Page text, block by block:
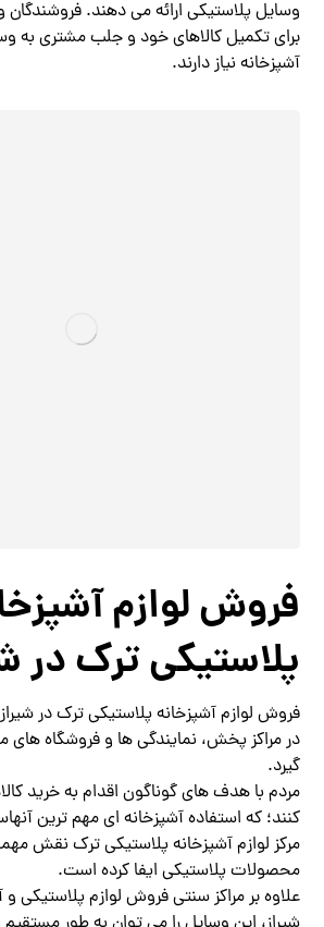
وسایل پلاستیکی ارائه می دهند. فروشندگان
برای تکمیل کالاهای خود و جلب مشتری به
آشپزخانه نیاز دارند.
فروش لوازم
پلاستیکی ترک در
فروش لوازم آشپزخانه پلاستیکی ترک در
در مراکز پخش، نمایندگی ها و فروشگاه
گیرد.
مردم با هدف های گوناگون اقدام به خرید
کنند؛ که استفاده آشپزخانه ای مهم ترین
مرکز لوازم آشپزخانه پلاستیکی ترک نقش
محصولات پلاستیکی ایفا کرده است.
علاوه بر مراکز سنتی فروش لوازم پلاستیکی و